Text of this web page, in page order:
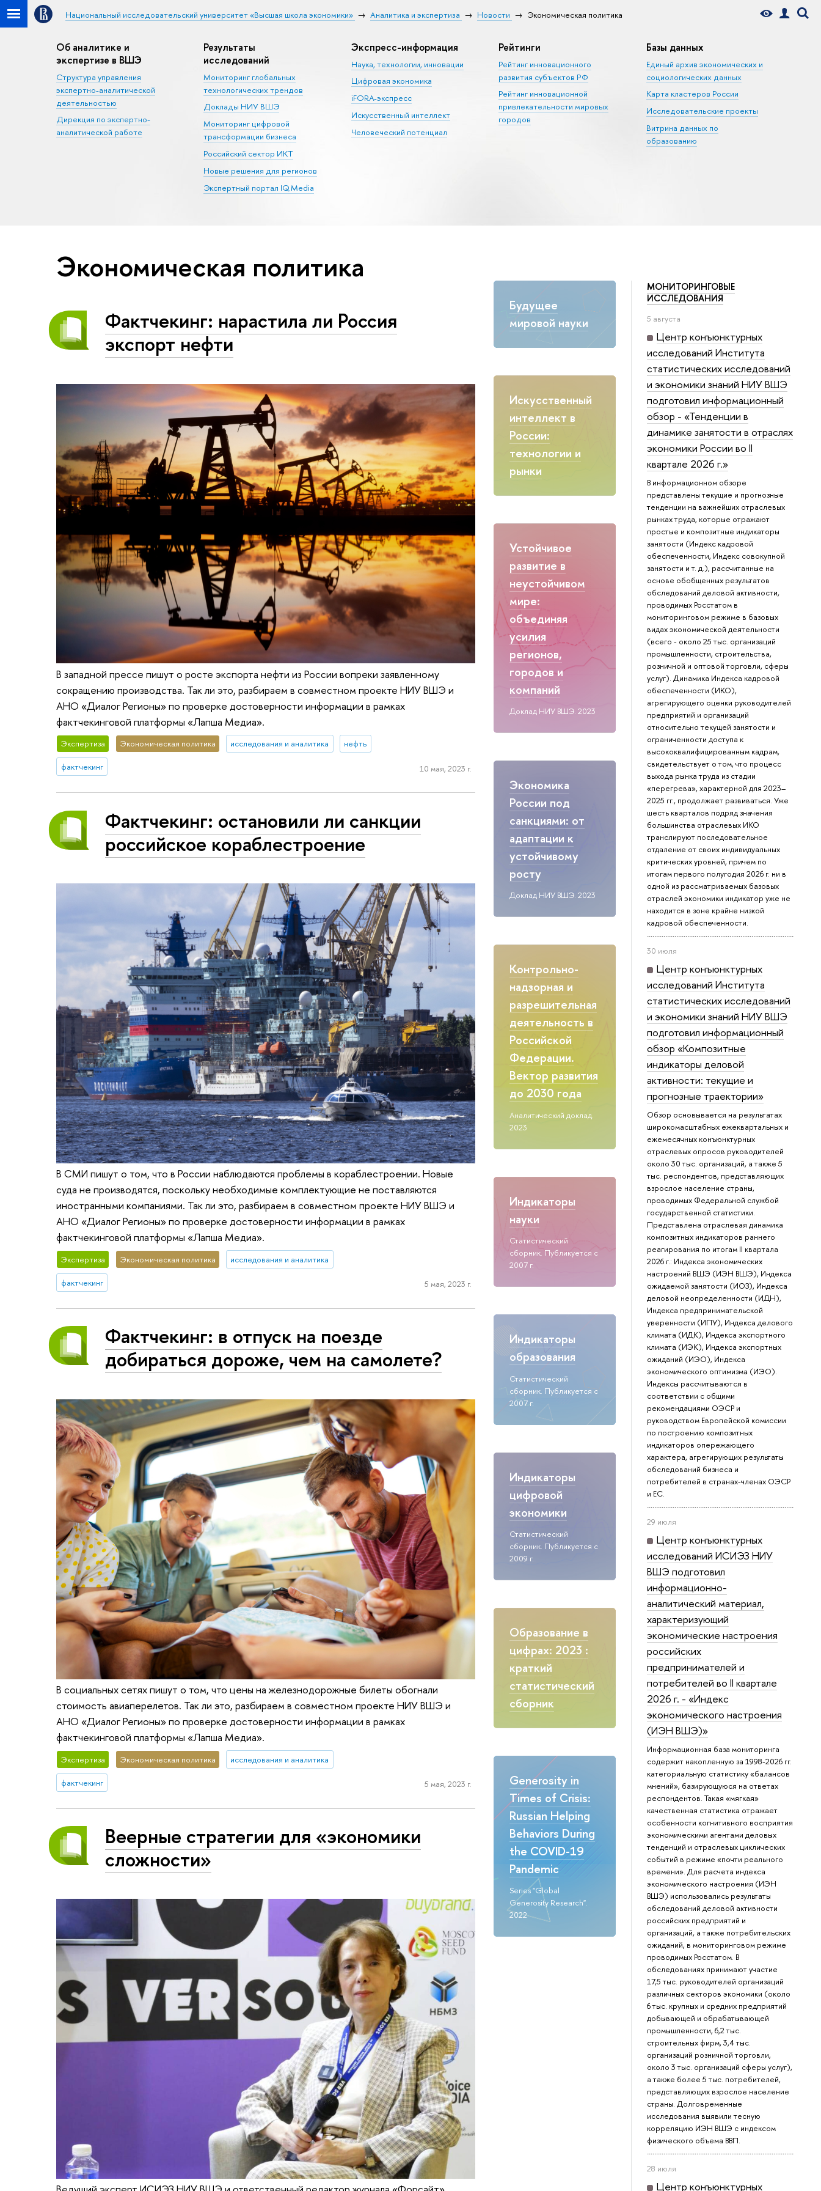
Национальный исследовательский университет «Высшая школа экономики» Аналитика и экспертиза Новости Экономическая политика
Об аналитике и
экспертизе в ВШЭ
Структура управления
экспертно-аналитической
деятельностью
Дирекция по экспертно-
аналитической работе
Результаты
исследований
Мониторинг глобальных
технологических трендов
Доклады НИУ ВШЭ
Мониторинг цифровой
трансформации бизнеса
Российский сектор ИКТ
Новые решения для регионов
Экспертный портал IQ.Media
Экспресс-информация
Наука, технологии, инновации
Цифровая экономика
iFORA-экспресс
Искусственный интеллект
Человеческий потенциал
Рейтинги
Рейтинг инновационного
развития субъектов РФ
Рейтинг инновационной
привлекательности мировых
городов
Базы данных
Единый архив экономических и
социологических данных
Карта кластеров России
Исследовательские проекты
Витрина данных по
образованию
Будущее
мировой науки
Искусственный
интеллект в
России:
технологии и
рынки
Устойчивое
развитие в
неустойчивом
мире:
объединяя
усилия
регионов,
городов и
компаний
Доклад НИУ ВШЭ. 2023
Экономика
России под
санкциями: от
адаптации к
устойчивому
росту
Доклад НИУ ВШЭ. 2023
Контрольно-
надзорная и
разрешительная
деятельность в
Российской
Федерации.
Вектор развития
до 2030 года
Аналитический доклад.
2023
Индикаторы
науки
Статистический
сборник. Публикуется с
2007 г.
Индикаторы
образования
Статистический
сборник. Публикуется с
2007 г.
Индикаторы
цифровой
экономики
Статистический
сборник. Публикуется с
2009 г.
Образование в
цифрах: 2023 :
краткий
статистический
сборник
Generosity in
Times of Crisis:
Russian Helping
Behaviors During
the COVID-19
Pandemic
Series "Global
Generosity Research".
2022
МОНИТОРИНГОВЫЕ
ИССЛЕДОВАНИЯ
5 августа
Центр конъюнктурных
исследований Института
статистических исследований
и экономики знаний НИУ ВШЭ
подготовил информационный
обзор - «Тенденции в
динамике занятости в отраслях
экономики России во II
квартале 2026 г.»
В информационном обзоре
представлены текущие и прогнозные
тенденции на важнейших отраслевых
рынках труда, которые отражают
простые и композитные индикаторы
занятости (Индекс кадровой
обеспеченности, Индекс совокупной
занятости и т. д.), рассчитанные на
основе обобщенных результатов
обследований деловой активности,
проводимых Росстатом в
мониторинговом режиме в базовых
видах экономической деятельности
(всего - около 25 тыс. организаций
промышленности, строительства,
розничной и оптовой торговли, сферы
услуг). Динамика Индекса кадровой
обеспеченности (ИКО),
агрегирующего оценки руководителей
предприятий и организаций
относительно текущей занятости и
ограниченности доступа к
высококвалифицированным кадрам,
свидетельствует о том, что процесс
выхода рынка труда из стадии
«перегрева», характерной для 2023–
2025 гг., продолжает развиваться. Уже
шесть кварталов подряд значения
большинства отраслевых ИКО
транслируют последовательное
отдаление от своих индивидуальных
критических уровней, причем по
итогам первого полугодия 2026 г. ни в
одной из рассматриваемых базовых
отраслей экономики индикатор уже не
находится в зоне крайне низкой
кадровой обеспеченности.
30 июля
Центр конъюнктурных
исследований Института
статистических исследований
и экономики знаний НИУ ВШЭ
подготовил информационный
обзор «Композитные
индикаторы деловой
активности: текущие и
прогнозные траектории»
Обзор основывается на результатах
широкомасштабных ежеквартальных и
ежемесячных конъюнктурных
отраслевых опросов руководителей
около 30 тыс. организаций, а также 5
тыс. респондентов, представляющих
взрослое население страны,
проводимых Федеральной службой
государственной статистики.
Представлена отраслевая динамика
композитных индикаторов раннего
реагирования по итогам II квартала
2026 г.: Индекса экономических
настроений ВШЭ (ИЭН ВШЭ), Индекса
ожидаемой занятости (ИОЗ), Индекса
деловой неопределенности (ИДН),
Индекса предпринимательской
уверенности (ИПУ), Индекса делового
климата (ИДК), Индекса экспортного
климата (ИЭК), Индекса экспортных
ожиданий (ИЭО), Индекса
экономического оптимизма (ИЭО).
Индексы рассчитываются в
соответствии с общими
рекомендациями ОЭСР и
руководством Европейской комиссии
по построению композитных
индикаторов опережающего
характера, агрегирующих результаты
обследований бизнеса и
потребителей в странах-членах ОЭСР
и ЕС.
29 июля
Центр конъюнктурных
исследований ИСИЭЗ НИУ
ВШЭ подготовил
информационно-
аналитический материал,
характеризующий
экономические настроения
российских
предпринимателей и
потребителей во II квартале
2026 г. - «Индекс
экономического настроения
(ИЭН ВШЭ)»
Информационная база мониторинга
содержит накопленную за 1998-2026 гг.
категориальную статистику «балансов
мнений», базирующуюся на ответах
респондентов. Такая «мягкая»
качественная статистика отражает
особенности когнитивного восприятия
экономическими агентами деловых
тенденций и отраслевых циклических
событий в режиме «почти реального
времени». Для расчета индекса
экономического настроения (ИЭН
ВШЭ) использовались результаты
обследований деловой активности
российских предприятий и
организаций, а также потребительских
ожиданий, в мониторинговом режиме
проводимых Росстатом. В
обследованиях принимают участие
17,5 тыс. руководителей организаций
различных секторов экономики (около
6 тыс. крупных и средних предприятий
добывающей и обрабатывающей
промышленности, 6,2 тыс.
строительных фирм, 3,4 тыс.
организаций розничной торговли,
около 3 тыс. организаций сферы услуг),
а также более 5 тыс. потребителей,
представляющих взрослое население
страны. Долговременные
исследования выявили тесную
корреляцию ИЭН ВШЭ с индексом
физического объема ВВП.
28 июля
Центр конъюнктурных
Экономическая политика
Фактчекинг: нарастила ли Россия
экспорт нефти
В западной прессе пишут о росте экспорта нефти из России вопреки заявленному
сокращению производства. Так ли это, разбираем в совместном проекте НИУ ВШЭ и
АНО «Диалог Регионы» по проверке достоверности информации в рамках
фактчекинговой платформы «Лапша Медиа».
Экспертиза Экономическая политика исследования и аналитика нефть
фактчекинг 10 мая, 2023 г.
Фактчекинг: остановили ли санкции
российское кораблестроение
В СМИ пишут о том, что в России наблюдаются проблемы в кораблестроении. Новые
суда не производятся, поскольку необходимые комплектующие не поставляются
иностранными компаниями. Так ли это, разбираем в совместном проекте НИУ ВШЭ и
АНО «Диалог Регионы» по проверке достоверности информации в рамках
фактчекинговой платформы «Лапша Медиа».
Экспертиза Экономическая политика исследования и аналитика
фактчекинг 5 мая, 2023 г.
Фактчекинг: в отпуск на поезде
добираться дороже, чем на самолете?
В социальных сетях пишут о том, что цены на железнодорожные билеты обогнали
стоимость авиаперелетов. Так ли это, разбираем в совместном проекте НИУ ВШЭ и
АНО «Диалог Регионы» по проверке достоверности информации в рамках
фактчекинговой платформы «Лапша Медиа».
Экспертиза Экономическая политика исследования и аналитика
фактчекинг 5 мая, 2023 г.
Веерные стратегии для «экономики
сложности»